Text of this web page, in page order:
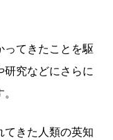
ってきたことを駆
研究などにさらに
てきた人類の英知